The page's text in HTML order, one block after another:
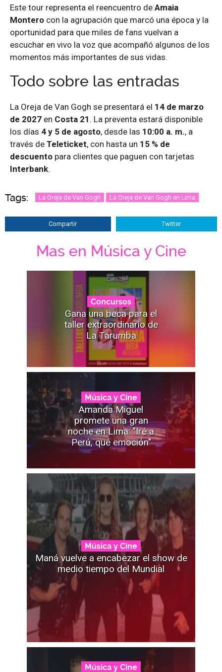
Este tour representa el reencuentro de Amaia
Montero con la agrupación que marcó una época y la
oportunidad para que miles de fans vuelvan a
escuchar en vivo la voz que acompañó algunos de los
momentos más importantes de sus vidas.
Todo sobre las entradas
La Oreja de Van Gogh se presentará el 14 de marzo
de 2027 en Costa 21 . La preventa estará disponible
los días 4 y 5 de agosto, desde las 10:00 a. m., a
través de Teleticket, con hasta un 15 % de
descuento para clientes que paguen con tarjetas
Interbank.
Tags: La Oreja de Van Gogh La Oreja de Van Gogh en Lima
Compartir Twitter
Mas en Música y Cine
Concursos
Gana una beca para el
taller extraordinario de
La Tarumba
Música y Cine
Amanda Miguel
promete una gran
noche en Lima: "Iré a
Perú, qué emoción"
Música y Cine
Maná vuelve a encabezar el show de
medio tiempo del Mundial
Música y Cine